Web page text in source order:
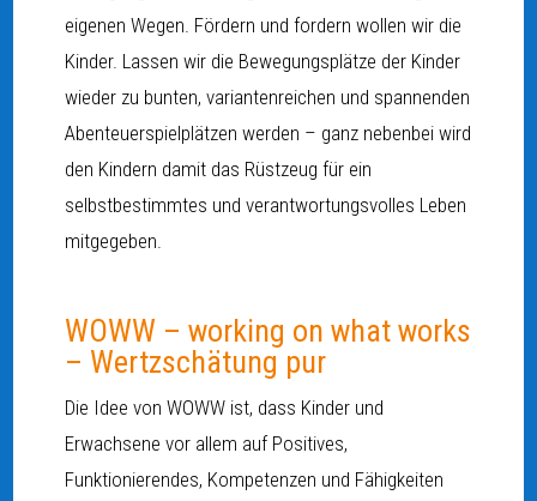
eigenen Wegen. Fördern und fordern wollen wir die
Kinder. Lassen wir die Bewegungsplätze der Kinder
wieder zu bunten, variantenreichen und spannenden
Abenteuerspielplätzen werden – ganz nebenbei wird
den Kindern damit das Rüstzeug für ein
selbstbestimmtes und verantwortungsvolles Leben
mitgegeben.
WOWW – working on what works
– Wertzschätung pur
Die Idee von WOWW ist, dass Kinder und
Erwachsene vor allem auf Positives,
Funktionierendes, Kompetenzen und Fähigkeiten